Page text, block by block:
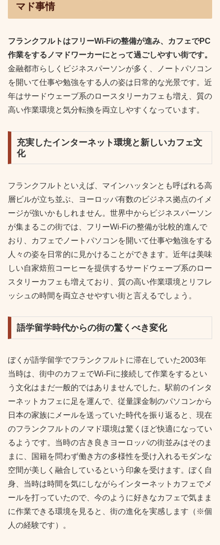
マド事情
フランクフルトはフリーWi-Fiの整備が進み、カフェでPC
作業をするノマドワーカーにとって過ごしやすい街です。
金融都市らしくビジネスパーソンが多く、ノートパソコン
を開いて仕事や勉強をする人の姿は日常的な光景です。近
年はサードウェーブ系のロースタリーカフェも増え、質の
高い作業環境と気分転換を両立しやすくなっています。
充実したインターネット環境と新しいカフェ文
化
フランクフルトといえば、マインハッタンとも呼ばれる高
層ビルが立ち並ぶ、ヨーロッパ有数のビジネス拠点のイメ
ージが強いかもしれません。世界中からビジネスパーソン
が集まるこの街では、フリーWi-Fiの整備が比較的進んで
おり、カフェでノートパソコンを開いて仕事や勉強をする
人々の姿を日常的に見かけることができます。近年は美味
しい自家焙煎コーヒーを提供するサードウェーブ系のロー
スタリーカフェも増えており、質の高い作業環境とリフレ
ッシュの時間を両立させやすい街と言えるでしょう。
語学留学時代からの街の驚くべき変化
ぼくが語学留学でフランクフルトに滞在していた2003年
当時は、街中のカフェでWi-Fiに接続して作業をするとい
う文化はまだ一般的ではありませんでした。駅前のインタ
ーネットカフェに足を運んで、従量課金制のパソコンから
日本の家族にメールを送っていた時代を振り返ると、現在
のフランクフルトのノマド環境は驚くほど快適になってい
るようです。当時の古き良きヨーロッパの街並みはそのま
まに、国籍を問わず働き方の多様性を受け入れるモダンな
空間が美しく融合しているという印象を受けます。ぼく自
身、当時は時間を気にしながらインターネットカフェでメ
ールを打っていたので、今のように好きなカフェで気まま
に作業できる環境を見ると、街の進化を実感します（※個
人の経験です）。